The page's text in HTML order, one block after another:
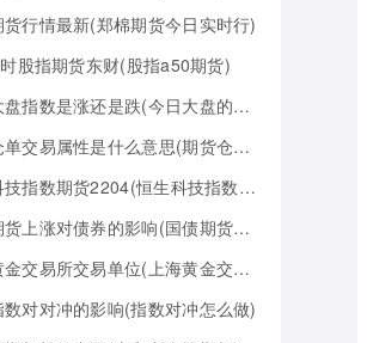
行情最新(郑棉期货今日实时行)
股指期货东财(股指a50期货)
数是涨还是跌(今日大盘的指数是多少)
易属性是什么意思(期货仓是什么意思)
指数期货2204(恒生科技指数期货夜盘)
涨对债券的影响(国债期货上涨对债券的影响大吗)
交易所交易单位(上海黄金交易所全称)
对对冲的影响(指数对冲怎么做)